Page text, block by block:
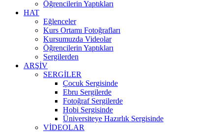
Öğrencilerin Yaptıkları
HAT
Eğlenceler
Kurs Ortamı Fotoğrafları
Kursumuzda Videolar
Öğrencilerin Yaptıkları
Sergilerden
ARŞİV
SERGİLER
Çocuk Sergisinde
Ebru Sergilerde
Fotoğraf Sergilerde
Hobi Sergisinde
Üniversiteye Hazırlık Sergisinde
VİDEOLAR